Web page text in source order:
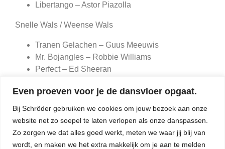
Even proeven voor je de dansvloer opgaat.
Bij Schröder gebruiken we cookies om jouw bezoek aan onze
website net zo soepel te laten verlopen als onze danspassen.
Zo zorgen we dat alles goed werkt, meten we waar jij blij van
wordt, en maken we het extra makkelijk om je aan te melden
Libertango – Astor Piazolla
Snelle Wals / Weense Wals
Tranen Gelachen – Guus Meeuwis
Mr. Bojangles – Robbie Williams
Perfect – Ed Sheeran
Slowfoxtrot
Petite Fleur – Chris Barber’s Jazz Band
I Found Love – Silence
Haven’t met you Yet – Michael Bubble